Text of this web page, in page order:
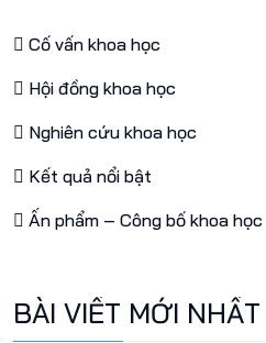
Cố vấn khoa học
Hội đồng khoa học
Nghiên cứu khoa học
Kết quả nổi bật
Ấn phẩm – Công bố khoa học
BÀI VIẾT MỚI NHẤT